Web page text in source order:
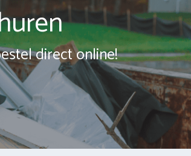
direct online!